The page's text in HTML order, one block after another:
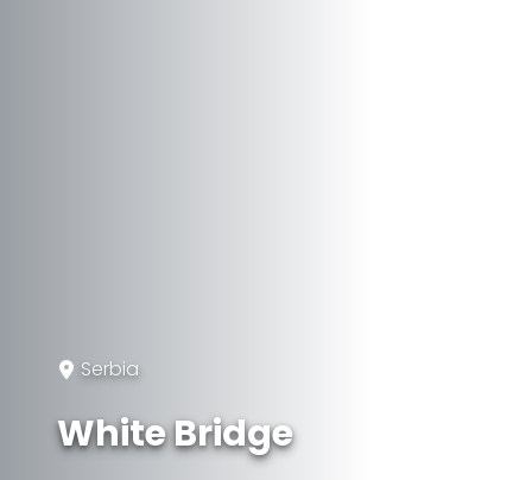
Serbia
White Bridge